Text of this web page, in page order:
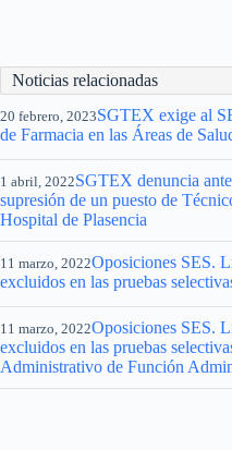
Noticias relacionadas
20 febrero, 2023SGTEX exige al
de Farmacia en las Áreas de
1 abril, 2022SGTEX denuncia
supresión de un puesto de
Hospital de Plasencia
11 marzo, 2022Oposiciones SES.
excluidos en las pruebas
11 marzo, 2022Oposiciones SES.
excluidos en las pruebas
Administrativo de Función